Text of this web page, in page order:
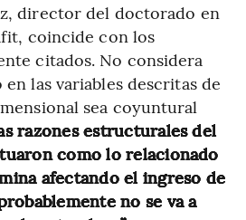
director del doctorado en
coincide con los
citados. No considera
las variables descritas de
sea coyuntural
razones estructurales del
como lo relacionado
afectando el ingreso de
no se va a